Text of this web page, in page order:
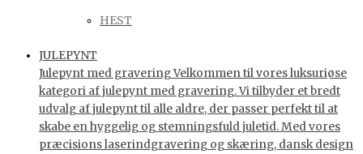
HEST
JULEPYNT
Julepynt med gravering Velkommen til vores luksuriøse
kategori af julepynt med gravering. Vi tilbyder et bredt
udvalg af julepynt til alle aldre, der passer perfekt til at
skabe en hyggelig og stemningsfuld juletid. Med vores
præcisions laserindgravering og skæring, dansk design